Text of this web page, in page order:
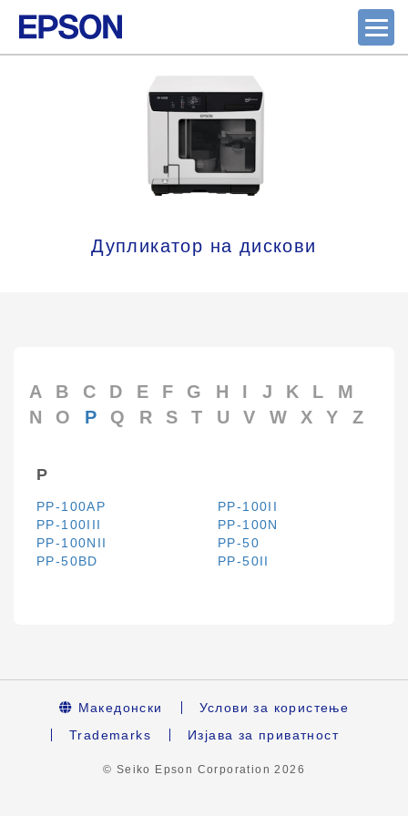
Дупликатор на дискови
A B C D E F G H I J K L
M
N
O P Q R S T U V W X Y Z
P
PP-100AP
PP-100II
PP-100III
PP-100N
PP-100NII
PP-50
PP-50BD
PP-50II
Македонски
Услови за користење
Trademarks
Изјава за приватност
© Seiko Epson Corporation2026